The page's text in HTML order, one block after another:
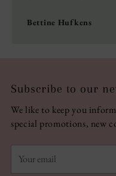
Bettine Hufkens
Subscribe to our
We like to keep you
special promotions, new